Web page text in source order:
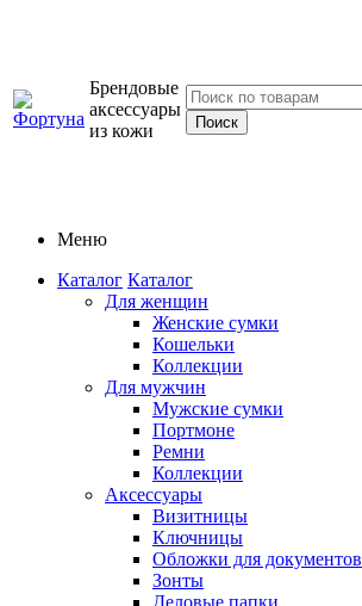
Брендовые
аксессуары
из кожи
Меню
Каталог Каталог
Для женщин
Женские сумки
Кошельки
Коллекции
Для мужчин
Мужские сумки
Портмоне
Ремни
Коллекции
Аксессуары
Визитницы
Ключницы
Обложки для документов
Зонты
Деловые папки